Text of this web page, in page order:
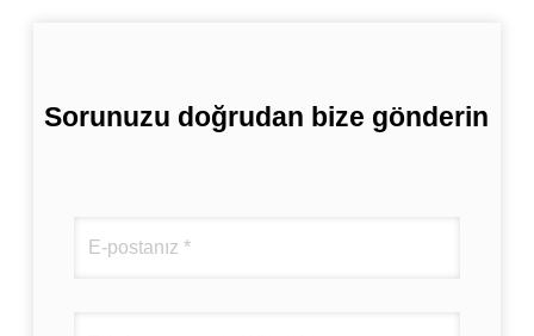
Sorunuzu doğrudan bize gönderin